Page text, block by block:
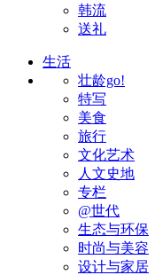
韩流
送礼
生活
壮龄go!
特写
美食
旅行
文化艺术
人文史地
专栏
@世代
生态与环保
时尚与美容
设计与家居